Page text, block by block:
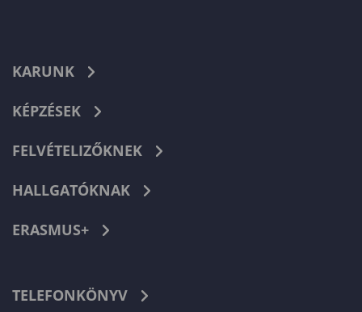
KARUNK
KÉPZÉSEK
FELVÉTELIZŐKNEK
HALLGATÓKNAK
ERASMUS+
TELEFONKÖNYV